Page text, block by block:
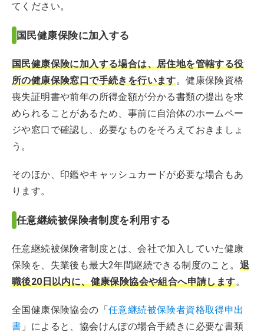
てください。
国民健康保険に加入する
国民健康保険に加入する場合は、居住地を管轄する役
所の健康保険窓口で手続きを行います。健康保険資格
喪失証明書や前年の所得金額が分かる書類の提出を求
められることがあるため、事前に自治体のホームペー
ジや窓口で確認し、必要なものをそろえておきましょ
う。
そのほか、印鑑やキャッシュカードが必要な場合もあ
ります。
任意継続被保険者制度を利用する
任意継続被保険者制度とは、会社で加入していた健康
保険を、失業後も最大2年間継続できる制度のこと。 退
職後20日以内に、健康保険協会や組合へ申請します。
全国健康保険協会の「 任意継続被保険者資格取得申出
書 」によると、協会けんぽの場合手続きに必要な書類